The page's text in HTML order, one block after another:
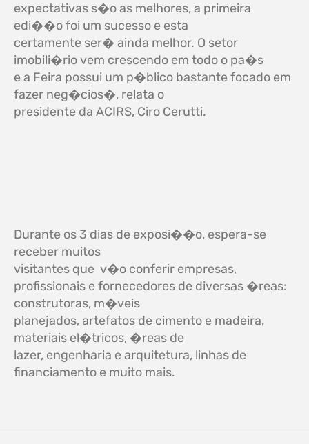
expectativas s�o as melhores, a primeira
edi��o foi um sucesso e esta
certamente ser� ainda melhor. O setor
imobili�rio vem crescendo em todo o pa�s
e a Feira possui um p�blico bastante focado em
fazer neg�cios�, relata o
presidente da ACIRS, Ciro Cerutti.
Durante os 3 dias de exposi��o, espera-se
receber muitos
visitantes que v�o conferir empresas,
profissionais e fornecedores de diversas �reas:
construtoras, m�veis
planejados, artefatos de cimento e madeira,
materiais el�tricos, �reas de
lazer, engenharia e arquitetura, linhas de
financiamento e muito mais.